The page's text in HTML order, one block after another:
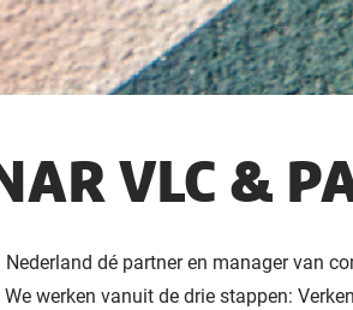
VLC &
Nederland dé partner en manager van
werken vanuit de drie stappen: